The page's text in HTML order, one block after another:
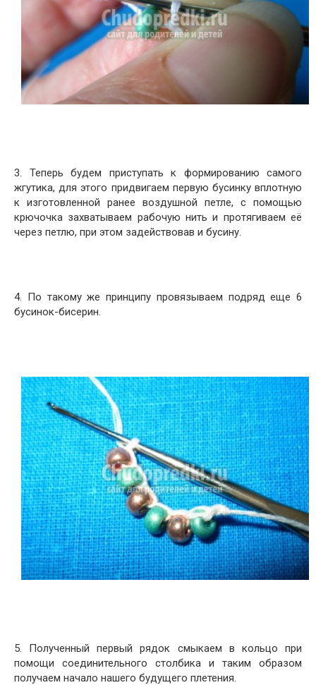
3. Теперь будем приступать к формированию самого
жгутика, для этого придвигаем первую бусинку вплотную
к изготовленной ранее воздушной петле, с помощью
крючочка захватываем рабочую нить и протягиваем её
через петлю, при этом задействовав и бусину.
4. По такому же принципу провязываем подряд еще 6
бусинок-бисерин.
5. Полученный первый рядок смыкаем в кольцо при
помощи соединительного столбика и таким образом
получаем начало нашего будущего плетения.